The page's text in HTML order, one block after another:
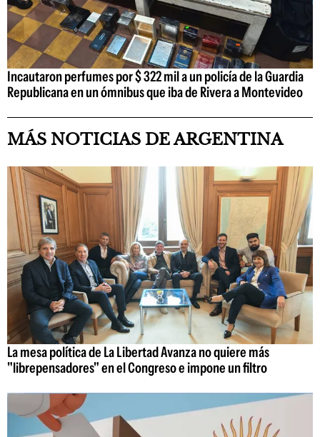
Incautaron perfumes por $ 322 mil a un policía de la Guardia
Republicana en un ómnibus que iba de Rivera a Montevideo
MÁS NOTICIAS DE ARGENTINA
La mesa política de La Libertad Avanza no quiere más
"librepensadores" en el Congreso e impone un filtro